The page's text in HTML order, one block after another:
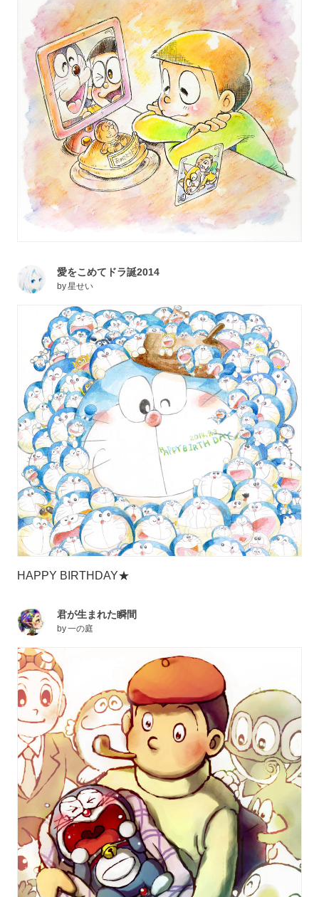
愛をこめてドラ誕2014
by星せい
HAPPY BIRTHDAY★
君が生まれた瞬間
by一の庭